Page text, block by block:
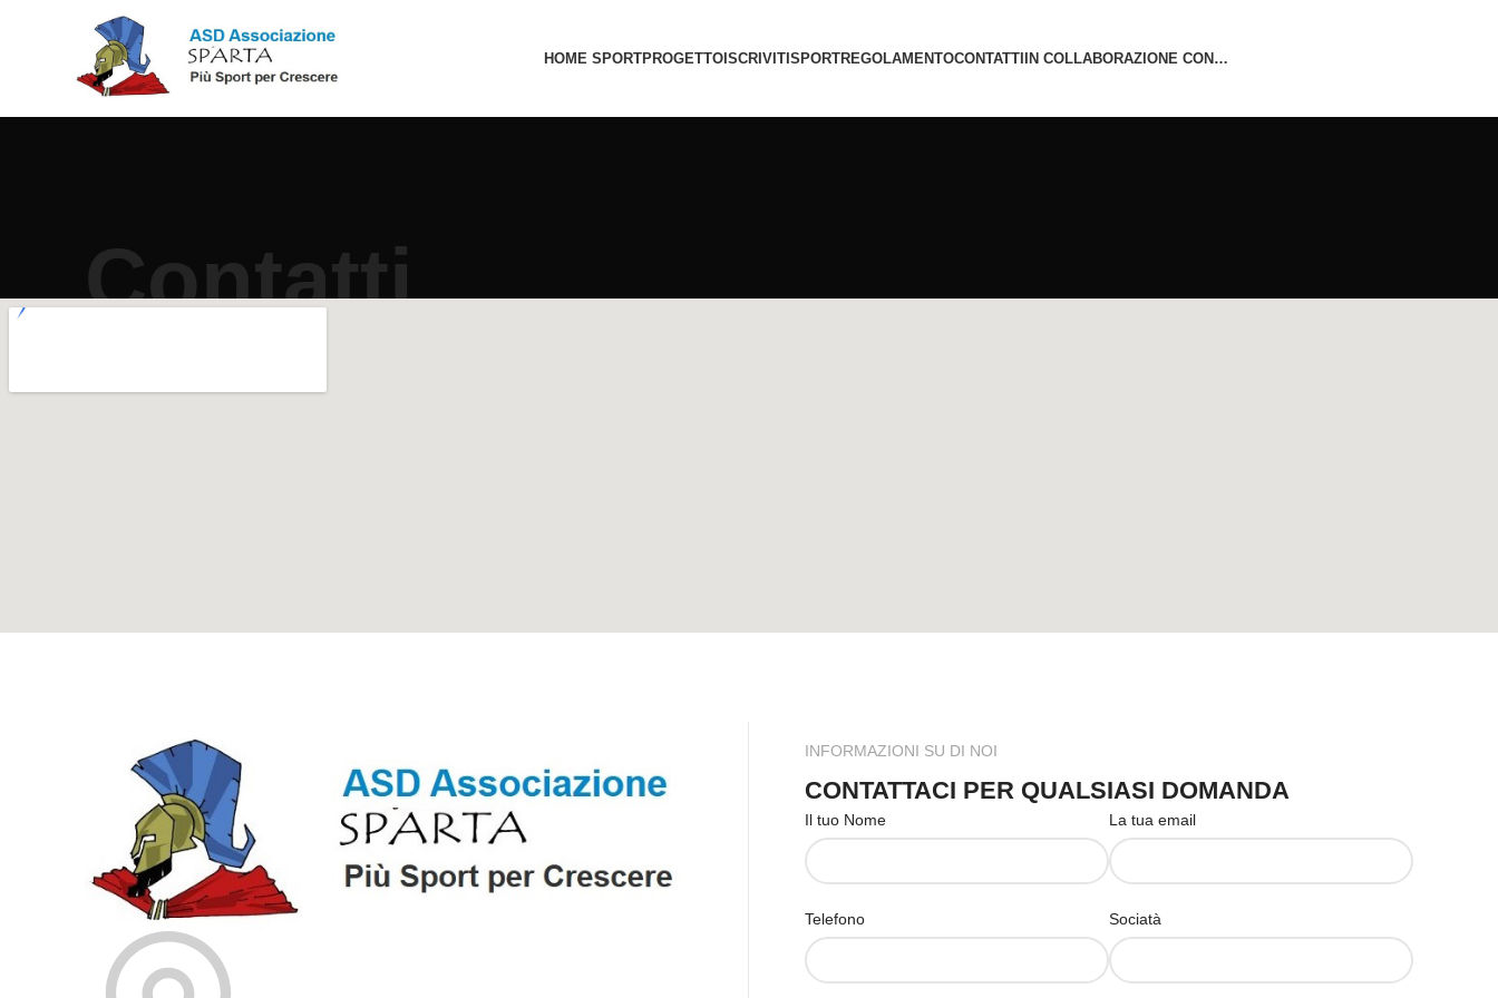
HOME SPORTPROGETTOISCRIVITI SPORTREGOLAMENTOCONTATTI IN COLLABORAZIONE CON…
Contatti
INFORMAZIONI SU DI NOI
CONTATTACI PER QUALSIASI DOMANDA
Il tuo Nome La tua email
Telefono Sociatà